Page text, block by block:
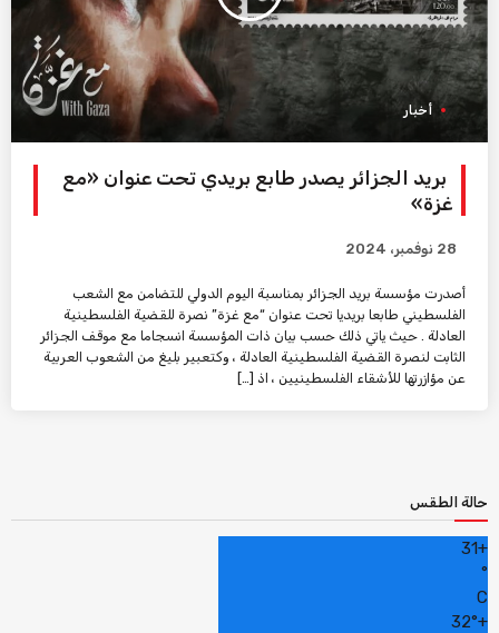
أخبار
بريد الجزائر يصدر طابع بريدي تحت عنوان «مع
غزة»
28 نوفمبر، 2024
أصدرت مؤسسة بريد الجزائر بمناسبة اليوم الدولي للتضامن مع الشعب
الفلسطيني طابعا بريديا تحت عنوان “مع غزة” نصرة للقضية الفلسطينية
العادلة . حيث ياتي ذلك حسب بيان ذات المؤسسة انسجاما مع موقف الجزائر
الثابت لنصرة القضية الفلسطينية العادلة ، وكتعبير بليغ من الشعوب العربية
عن مؤازرتها للأشقاء الفلسطينيين ، اذ […]
حالة الطقس
+
31
°
C
+
32°